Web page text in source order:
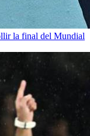
la final del Mundial